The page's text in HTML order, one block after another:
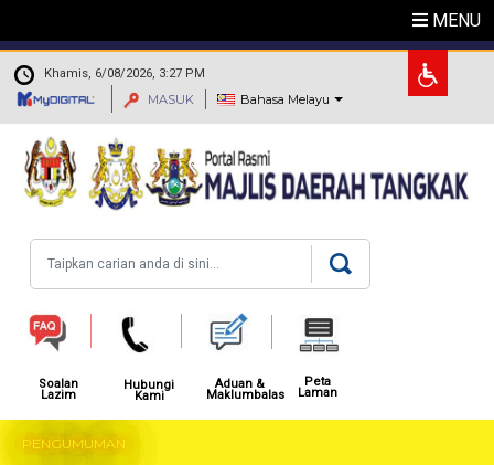
MENU
. Khamis, 6/08/2026, 3:27 PM
MASUK Bahasa Melayu
Soalan
Lazim
Hubungi
Kami
Aduan &
Maklumbalas
Peta
Laman
PENGUMUMAN